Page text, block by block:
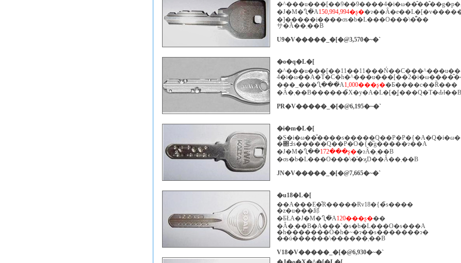
�J�M�Ⴂ�́A150,994,994�ʂ�
�]�����i����σs�b�L���O���\�͌��
サ�Ă��܂��B
U9�V�����_�[�@3,570�~�`
�o�q�L�[
���_���Ⴂ���́A1,000���ʂ��Ƃ����c��Ȑ���
�Ȃ�܂��B������̃X�y�A�L�[�͔[���Q�T�Ԃł��B
PR�V�����_�[�@6,195�~�`
�i�m�L�[
�΂߃s�����Q��P�O�{�̑g�����ɂ��A
�J�M�Ⴂ��172���ʂ�
�ɂȂ�܂��B
�σs�b�L���O���\�͑�ϗD��Ă��܂��B
JN�V�����_�[�@7,665�~�`
�u18�L�[
��A���E�̂R�����Ɍv18�{�̃s����
�z�u���邱
�ƂŁA�J�M�Ⴂ�́A120���ʂ���
�Ȃ�܂��B�A���`�s�b�L���O�s���A
�h�������O�h�~�ɂ��s�������ɂ�
��ύ������\������܂��B
V18�V�����_�[�@6,930�~�`